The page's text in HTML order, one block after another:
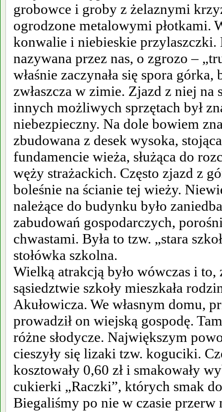
grobowce i groby z żelaznymi
ogrodzone metalowymi płotkami.
konwalie i niebieskie przylaszczki.
nazywana przez nas, o zgrozo –
właśnie zaczynała się spora
zwłaszcza w zimie. Zjazd z niej na
innych możliwych sprzętach był
niebezpieczny. Na dole bowiem
zbudowana z desek wysoka,
fundamencie wieża, służąca do
węży strażackich. Często zjazd z
boleśnie na ścianie tej wieży.
należące do budynku było
zabudowań gospodarczych,
chwastami. Była to tzw. „stara
stołówka szkolna.
Wielką atrakcją było wówczas i
sąsiedztwie szkoły mieszkała
Akułowicza. We własnym domu,
prowadził on wiejską gospodę.
różne słodycze. Największym
cieszyły się lizaki tzw. koguciki.
kosztowały 0,60 zł i smakowały
cukierki „Raczki”, których smak
Biegaliśmy po nie w czasie